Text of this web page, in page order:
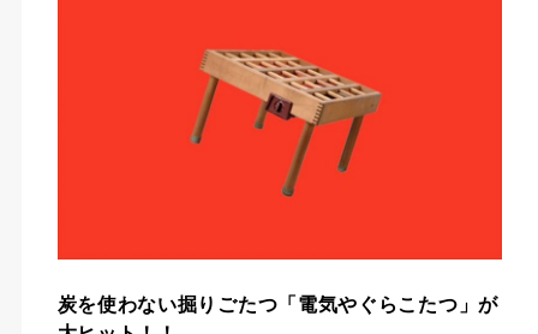
炭を使わない掘りごたつ「電気やぐらこたつ」が